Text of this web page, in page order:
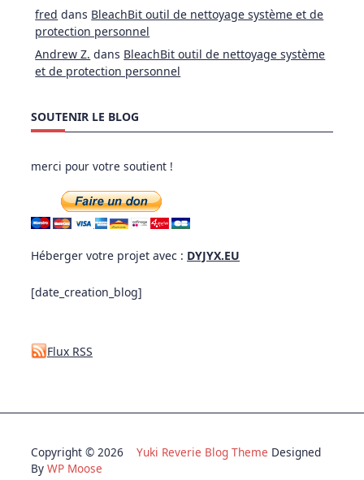
fred dans BleachBit outil de nettoyage système et de
protection personnel
Andrew Z. dans BleachBit outil de nettoyage système
et de protection personnel
SOUTENIR LE BLOG
merci pour votre soutient !
Héberger votre projet avec : DYJYX.EU
[date_creation_blog]
Flux RSS
Copyright © 2026 Yuki Reverie Blog Theme Designed
By WP Moose